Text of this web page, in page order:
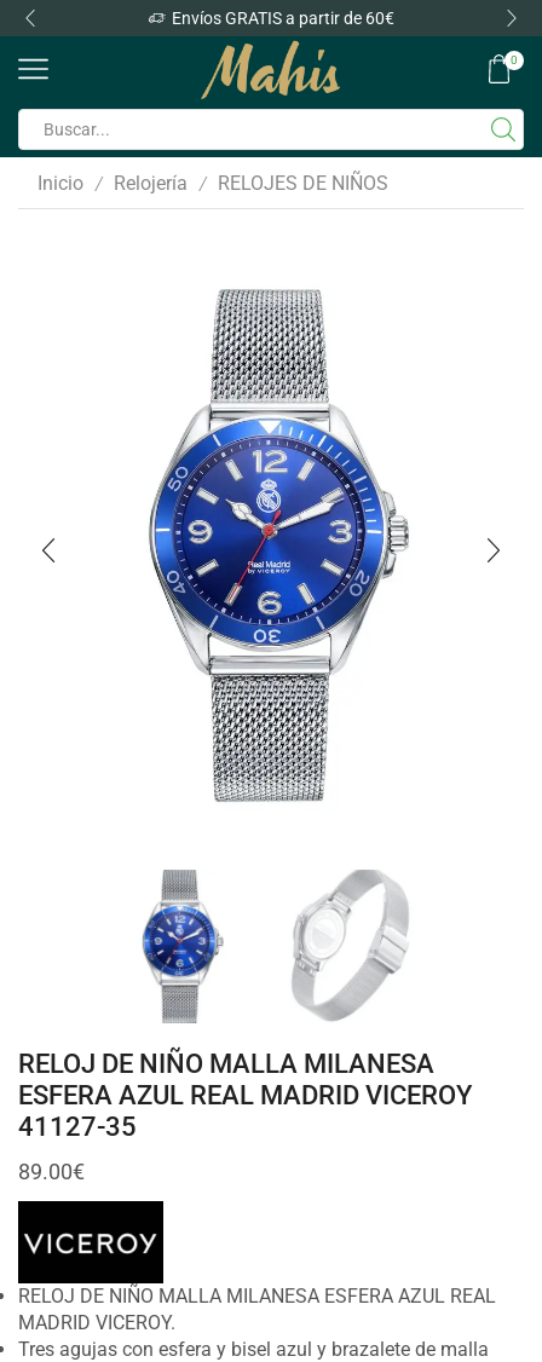
Envíos GRATIS a partir de 60€
0
Inicio / Relojería / RELOJES DE NIÑOS
RELOJ DE NIÑO MALLA MILANESA
ESFERA AZUL REAL MADRID VICEROY
41127-35
89.00€
RELOJ DE NIÑO MALLA MILANESA ESFERA AZUL REAL
MADRID VICEROY.
Tres agujas con esfera y bisel azul y brazalete de malla